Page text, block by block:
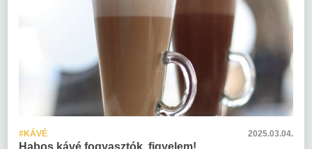
#KÁVÉ 2025.03.04.
Habos kávé fogyasztók, figyelem!